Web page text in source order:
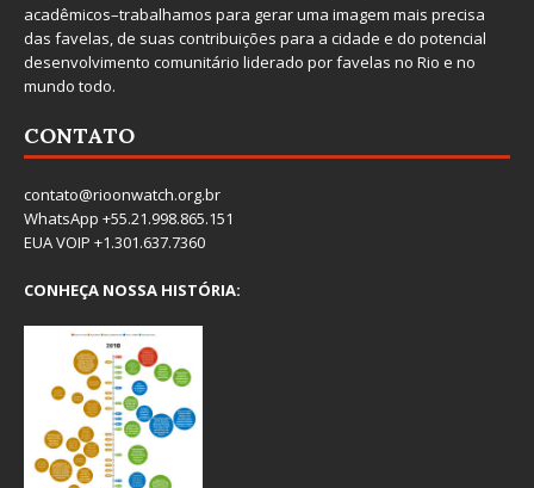
acadêmicos–trabalhamos para gerar uma imagem mais precisa
das favelas, de suas contribuições para a cidade e do potencial
desenvolvimento comunitário liderado por favelas no Rio e no
mundo todo.
CONTATO
contato@rioonwatch.org.br
WhatsApp +55.21.998.865.151
EUA VOIP +1.301.637.7360
CONHEÇA NOSSA HISTÓRIA: